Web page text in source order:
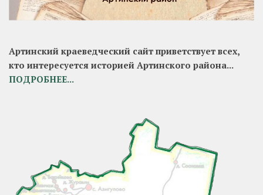
Артинский краеведческий сайт приветствует всех,
кто интересуется историей Артинского района...
ПОДРОБНЕЕ...